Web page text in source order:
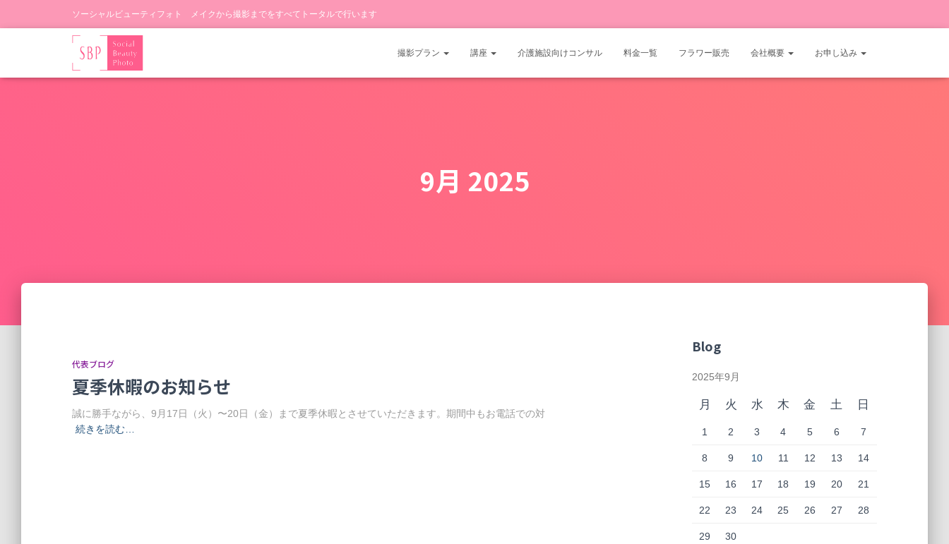
ソーシャルビューティフォト メイクから撮影までをすべてトータルで行います
撮影プラン 講座 介護施設向けコンサル 料金一覧 フラワー販売 会社概要 お申し込み
9月 2025
代表ブログ
夏季休暇のお知らせ
誠に勝手ながら、9月17日（火）〜20日（金）まで夏季休暇とさせていただきます。期間中もお電話での対
続きを読む…
Blog
2025年9月
月 火 水 木 金 土 日
1 2 3 4 5 6 7
8 9 10 11 12 13 14
15 16 17 18 19 20 21
22 23 24 25 26 27 28
29
30